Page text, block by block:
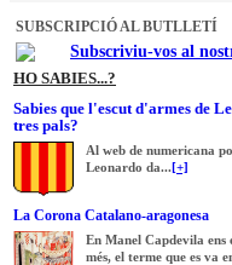
SUBSCRIPCIÓ AL BUTLLETÍ
Subscriviu-vos al
HO SABIES...?
Sabies que l'escut d'armes de
tres pals?
Al web de numericana
Leonardo da...[+]
La Corona Catalano-aragonesa
En Manel Capdevila ens
més, el terme que es va